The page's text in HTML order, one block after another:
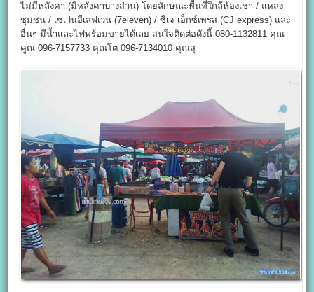
ไม่มีหลังคา (มีหลังคาบางส่วน) โดยลักษณะพื้นที่ใกล้ห้องเช่า / แหล่ง
ชุมชน / เซเว่นอีเลฟเว่น (7eleven) / ซีเจ เอ็กซ์เพรส (CJ express) และ
อื่นๆ มีน้ำและไฟพร้อมขายได้เลย สนใจติดต่อดังนี้ 080-1132811 คุณ
คูณ 096-7157733 คุณโต 096-7134010 คุณสุ